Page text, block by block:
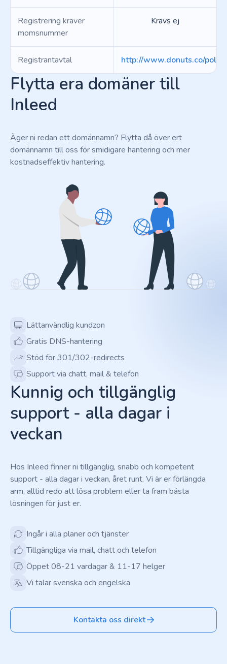
Registrering kräver
momsnummer
Krävs ej
Registrantavtal http://www.donuts.co/
Flytta era domäner till
Inleed
Äger ni redan ett domännamn? Flytta då över ert
domännamn till oss för smidigare hantering och mer
kostnadseffektiv hantering.
Lättanvändlig kundzon
Gratis DNS-hantering
Stöd för 301/302-redirects
Support via chatt, mail & telefon
Kunnig och tillgänglig
support - alla dagar i
veckan
Hos Inleed finner ni tillgänglig, snabb och kompetent
support - alla dagar i veckan, året runt. Vi är er förlängda
arm, alltid redo att lösa problem eller ta fram bästa
lösningen för just er.
Ingår i alla planer och tjänster
Tillgängliga via mail, chatt och telefon
Öppet 08-21 vardagar & 11-17 helger
Vi talar svenska och engelska
Kontakta oss direkt